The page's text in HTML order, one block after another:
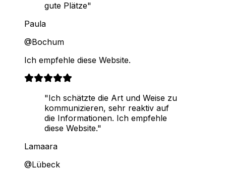
gute Plätze"
Paula
@Bochum
Ich empfehle diese Website.
"Ich schätzte die Art und Weise zu
kommunizieren, sehr reaktiv auf
die Informationen. Ich empfehle
diese Website."
Lamaara
@Lübeck